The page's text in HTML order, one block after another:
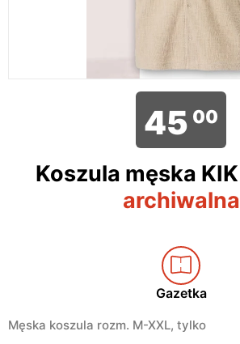
45 00
Koszula męska KIK
archiwalna
Gazetka
Męska koszula rozm. M-XXL, tylko